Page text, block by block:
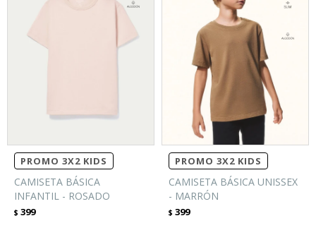
PROMO 3X2 KIDS
CAMISETA BÁSICA
INFANTIL - ROSADO
$ 399
PROMO 3X2 KIDS
CAMISETA BÁSICA UNISSEX
- MARRÓN
$ 399